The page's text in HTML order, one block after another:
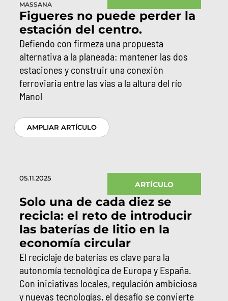
MASSANA
Figueres no puede perder la
estación del centro.
Defiendo con firmeza una propuesta
alternativa a la planeada: mantener las dos
estaciones y construir una conexión
ferroviaria entre las vías a la altura del río
Manol
AMPLIAR ARTÍCULO
05.11.2025
ARTÍCULO
Solo una de cada diez se
recicla: el reto de introducir
las baterías de litio en la
economía circular
El reciclaje de baterías es clave para la
autonomía tecnológica de Europa y España.
Con iniciativas locales, regulación ambiciosa
y nuevas tecnologías, el desafío se convierte